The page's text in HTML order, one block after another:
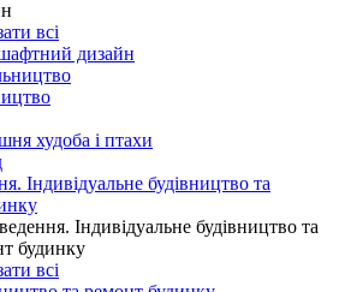
всі
дизайн
худоба і птахи
Індивідуальне будівництво та
Індивідуальне будівництво та
будинку
всі